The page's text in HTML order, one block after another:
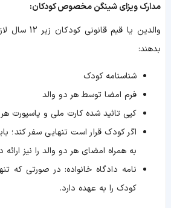
مدارک ویزای شینگن مخصوص کودکان:
والدین یا قیم
بدهند:
شناسنامه کودک
فرم امضا توسط هر دو والد
کپی تائید شده کارت ملی و پاسپورت
اگر کودک قرار است تنهایی سفر کند؛
به همراه امضای هر دو والد را نیز ارائه
نامه دادگاه خانواده: در صورتی که
کودک را به عهده دارد.